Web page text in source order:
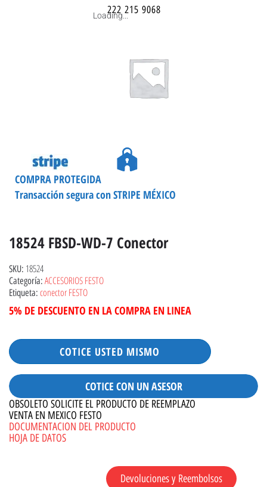
222 215 9068
Loading...
Transacción segura con STRIPE MÉXICO
COMPRA PROTEGIDA
18524 FBSD-WD-7 Conector
SKU: 18524
Categoría: ACCESORIOS FESTO
Etiqueta: conector FESTO
5% DE DESCUENTO EN LA COMPRA EN LINEA
COTICE USTED MISMO
COTICE CON UN ASESOR
OBSOLETO SOLICITE EL PRODUCTO DE REEMPLAZO
VENTA EN MEXICO FESTO
DOCUMENTACION DEL PRODUCTO
HOJA DE DATOS
Devoluciones y Reembolsos